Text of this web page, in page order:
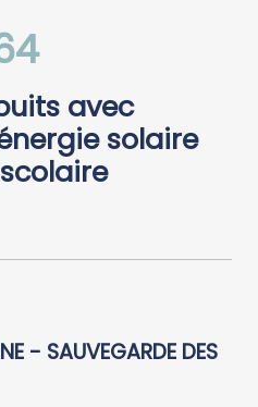
avec
solaire
- SAUVEGARDE DES